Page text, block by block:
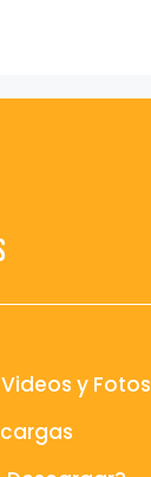
y Fotos